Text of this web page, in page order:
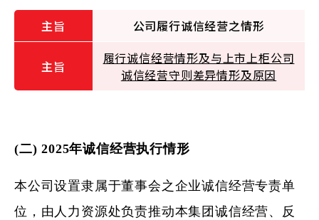
公司履行诚信经营之情形
履行诚信经营情形及与上市上柜公司
诚信经营守则差异情形及原因
(二) 2025年诚信经营执行情形
本公司设置隶属于董事会之企业诚信经营专责单
位，由人力资源处负责推动本集团诚信经营、反